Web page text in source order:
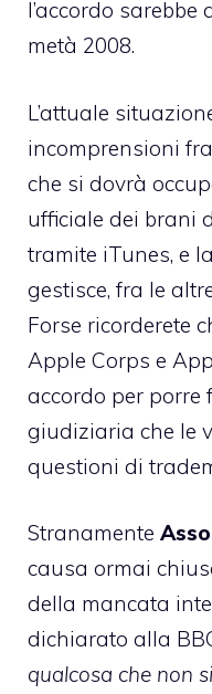
l’accordo
metà 2008.
L’attuale
incomprensioni fra
che si dovrà
ufficiale dei brani
tramite iTunes, e la
gestisce, fra le
Forse ricorderete
Apple Corps e
accordo per porre
giudiziaria che le
questioni di
Stranamente
causa ormai
della mancata
dichiarato alla
qualcosa che non